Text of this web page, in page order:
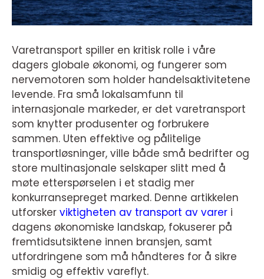
Varetransport spiller en kritisk rolle i våre
dagers globale økonomi, og fungerer som
nervemotoren som holder handelsaktivitetene
levende. Fra små lokalsamfunn til
internasjonale markeder, er det varetransport
som knytter produsenter og forbrukere
sammen. Uten effektive og pålitelige
transportløsninger, ville både små bedrifter og
store multinasjonale selskaper slitt med å
møte etterspørselen i et stadig mer
konkurransepreget marked. Denne artikkelen
utforsker viktigheten av transport av varer i
dagens økonomiske landskap, fokuserer på
fremtidsutsiktene innen bransjen, samt
utfordringene som må håndteres for å sikre
smidig og effektiv vareflyt.